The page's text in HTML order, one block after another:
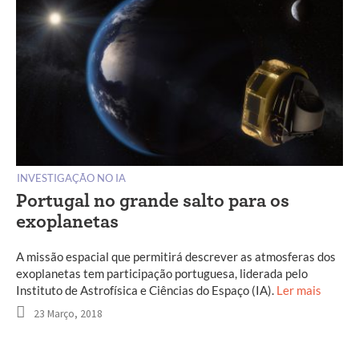
INVESTIGAÇÃO NO IA
Portugal no grande salto para os
exoplanetas
A missão espacial que permitirá descrever as atmosferas dos
exoplanetas tem participação portuguesa, liderada pelo
Instituto de Astrofísica e Ciências do Espaço (IA). Ler mais
23 Março, 2018